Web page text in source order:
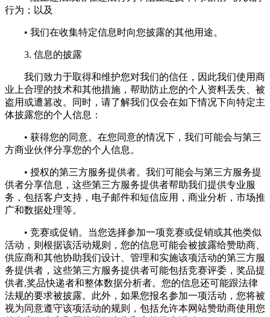
行为；以及
• 我们在收集特定信息时向您披露的其他用途。
3. 信息的披露
我们致力于取得和维护您对我们的信任，因此我们使用商
业上合理的技术和其他措施，帮助防止您的个人资料丢失、被
盗用或遭篡改。同时，请了解我们仅会在如下情况下向特定主
体披露您的个人信息：
• 获得您的同意。在您同意的情况下，我们可能会与第三
方商业伙伴分享您的个人信息。
• 授权的第三方服务提供者。我们可能会与第三方服务提
供者分享信息，这些第三方服务提供者帮助我们提供专业服
务，包括客户支持，电子邮件和短信应用，商业分析，市场推
广和数据处理等。
• 竞赛或促销。当您选择参加一项竞赛或促销或其他类似
活动，则根据该活动规则，您的信息可能会被披露给赞助商、
供应商和其他协助我们设计、管理和实施该项活动的第三方服
务提供者，这些第三方服务提供者可能包括竞赛评委，奖品提
供者,奖品快递者和整体数据分析者。您的信息还可能跟法律
法规的要求被披露。此外，如果您报名参加一项活动，您将被
视为同意遵守该项活动的规则，包括允许本网站赞助商使用您